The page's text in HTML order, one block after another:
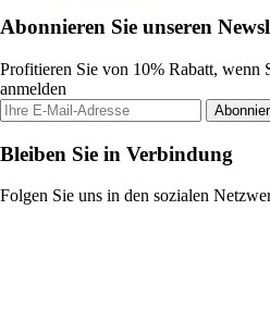
Abonnieren Sie unseren
Profitieren Sie von 10% Rabatt, wenn
anmelden
Bleiben Sie in Verbindung
Folgen Sie uns in den sozialen